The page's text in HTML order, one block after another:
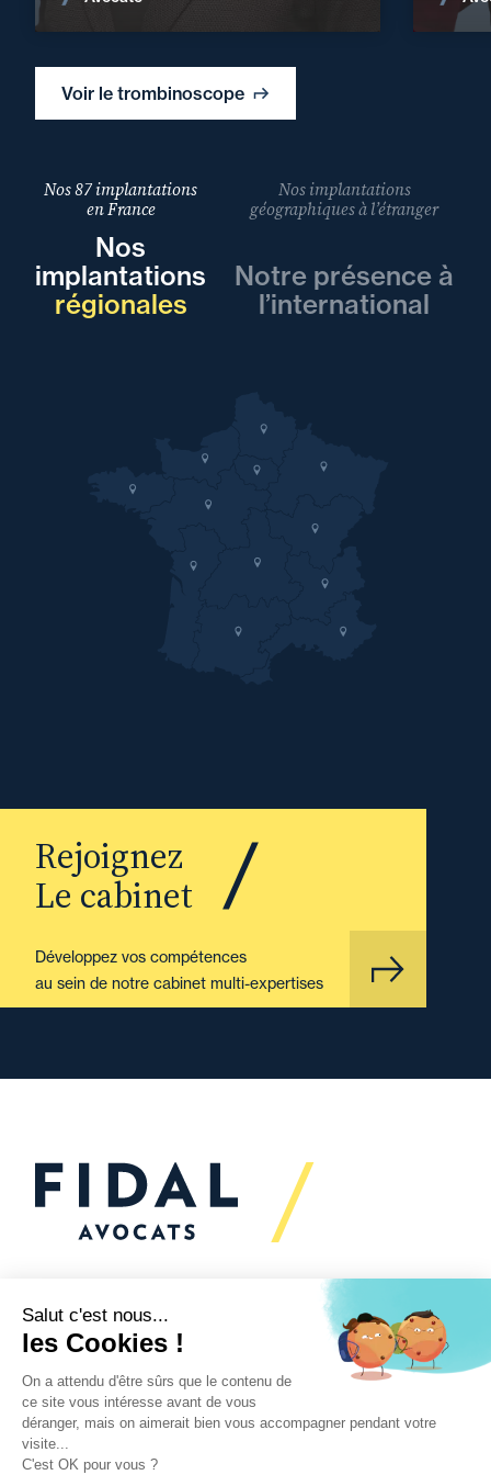
Voir le trombinoscope
Nos 87 implantations
en France
Nos
implantations
régionales
Nos implantations
géographiques à l’étranger
Notre présence à
l’international
Rejoignez
Le cabinet
Développez vos compétences
au sein de notre cabinet multi-expertises
Vous souhaitez échanger
avec nous ?
Nous sommes
à votre écoute